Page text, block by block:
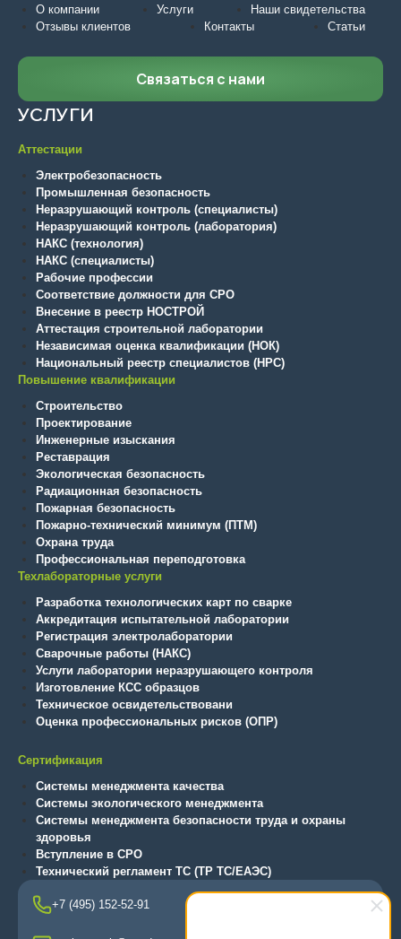
О компании Услуги
Наши свидетельства
Отзывы клиентов
Контакты Статьи
Связаться с нами
УСЛУГИ
Аттестации
Электробезопасность
Промышленная безопасность
Неразрушающий контроль (специалисты)
Неразрушающий контроль (лаборатория)
НАКС (технология)
НАКС (специалисты)
Рабочие профессии
Соответствие должности для СРО
Внесение в реестр НОСТРОЙ
Аттестация строительной лаборатории
Независимая оценка квалификации (НОК)
Национальный реестр специалистов (НРС)
Повышение квалификации
Строительство
Проектирование
Инженерные изыскания
Реставрация
Экологическая безопасность
Радиационная безопасность
Пожарная безопасность
Пожарно-технический минимум (ПТМ)
Охрана труда
Профессиональная переподготовка
Техлабораторные услуги
Разработка технологических карт по сварке
Аккредитация испытательной лаборатории
Регистрация электролаборатории
Сварочные работы (НАКС)
Услуги лаборатории неразрушающего контроля
Изготовление КСС образцов
Техническое освидетельствовани
Оценка профессиональных рисков (ОПР)
Сертификация
Системы менеджмента качества
Системы экологического менеджмента
Системы менеджмента безопасности труда и охраны
здоровья
Вступление в СРО
Технический регламент ТС (ТР ТС/ЕАЭС)
+7 (495) 152-52-91